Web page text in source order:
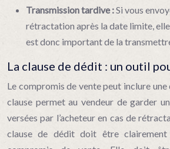
Transmission tardive :Si vous
rétractation après la date limite,
est donc important de la
La clause de dédit : un outil
Le compromis de vente peut inclure
clause permet au vendeur de garder
versées par l’acheteur en cas de
clause de dédit doit être clairement